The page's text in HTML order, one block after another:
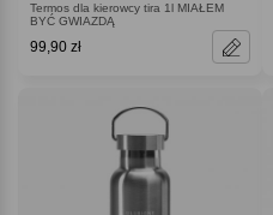
Termos dla kierowcy tira 1l MIAŁEM
BYĆ GWIAZDĄ
99,90 zł